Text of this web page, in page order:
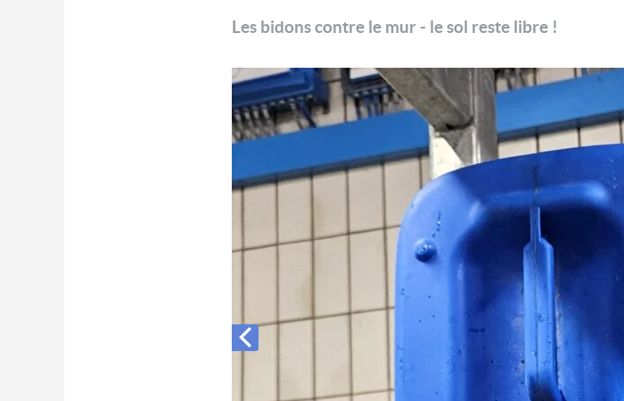
Les bidons contre le mur - le sol reste libre !